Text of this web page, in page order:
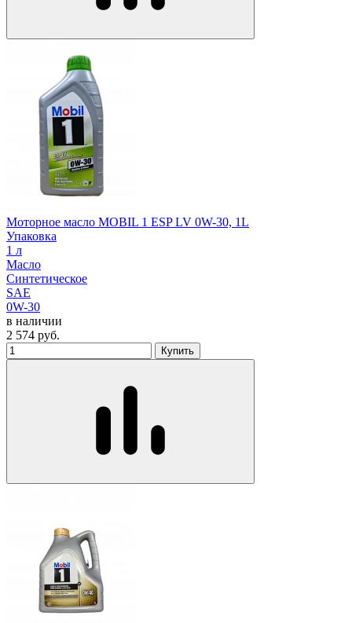
Моторное масло MOBIL 1 ESP LV 0W-30, 1L
Упаковка
1 л
Масло
Синтетическое
SAE
0W-30
в наличии
2 574 руб.
Купить